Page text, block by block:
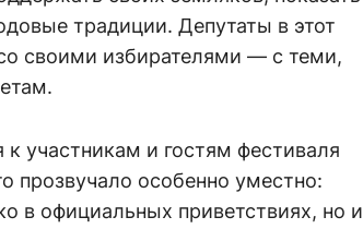
традиции. Депутаты в этот
своими избирателями — с теми,
участникам и гостям фестиваля
прозвучало особенно уместно:
в официальных приветствиях, но и